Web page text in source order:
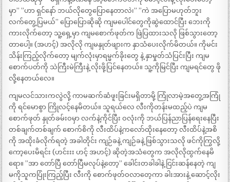
မှာ” ”ဟာ ရှင်နော် ဘယ်လိုတွေပြောနေတာလဲ၊” ”ကဲ အပြောမဟုတ်ဘူး
လက်တွေ့ပြမယ်” ပြောပြောဆိုဆို ကျမပေါင်တွေကိုဆွဲထောင်ပြီး ဘေးကို
ကားလိုက်တော့ သူ့ရှေ့မှာ ကျမစောက်ဖုတ်က ဖြဲပြထားသလို ဖြစ်သွားတော့
တာပေါ့။ (အဟင့်) အလိုလို ကျမနှုတ်ဖျားက နှာသံပေးလိုက်မိတယ်။ ကိုမင်း
သိန်းကြည့်လိုက်တော့ မျက်လုံးမှာရမ္မက်ခိုးတွေ နဲ့ နှာမှုတ်သံပြင်းပြီး ကျမ
စောက်ပတ်ကို သဲကြီးမဲကြီးနဲ့ လိုးဖို့ပြင်နေတယ်။ သူ့ကိုမြင်ပြီး ကျမရင်တွေ ဖို
လို့နေတယ်လေ။
ကျမလင်သားကလွဲလို့ ကာမဆက်ဆံဖူးခြင်းမရှိတာမို့ ကြုံလာမဲ့အတွေ့အကြုံ
ကို ရင်မောစွာ ကြိုလင့်နေမိတယ်။ သူရယ်လေ လီးကိုတန်းမထည့်ပဲ ကျမ
စောက်ဖုတ် နှုတ်ခမ်းဝမှာ လက်နဲ့ကိုင်ပြီး ဝလုံးကို ဘယ်ပြန်ညာပြန်ရေးနေပြီး
တစ်ချက်တစ်ချက် စောက်စိကို လီးထိပ်နဲ့ကလော်ထိုးနေတော့ လီးထိပ်နဲ့အစိ
ကို အထိုးခံလိုက်ရတဲ့ အခါတိုင်း ကျဉ်ခနဲ့ ကျဉ်ခနဲ့ ဖြစ်သွားသလို ဖင်ကိုကြွလို့
ကော့ပေးမိရင်း (ဟင်းးး ဟင့် အဟင့်) ဆိုတဲ့အသံတွေက အလိုလိုထွက်နေမိ
ရော။ ”အာ တော်ပြီ တော်ပြီမလုပ်နဲ့တော့” ခေါင်းတခါခါနဲ့ ငြင်းဆန်နေတဲ့ ကျ
မကိုသူကပြုံးကြည့်ပြီး လီးကို စောက်ဖုတ်ဝလာတေ့ကာ ခါးအားနဲ့ ဆောင့်လိုး